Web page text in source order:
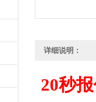
详细说明：
20秒